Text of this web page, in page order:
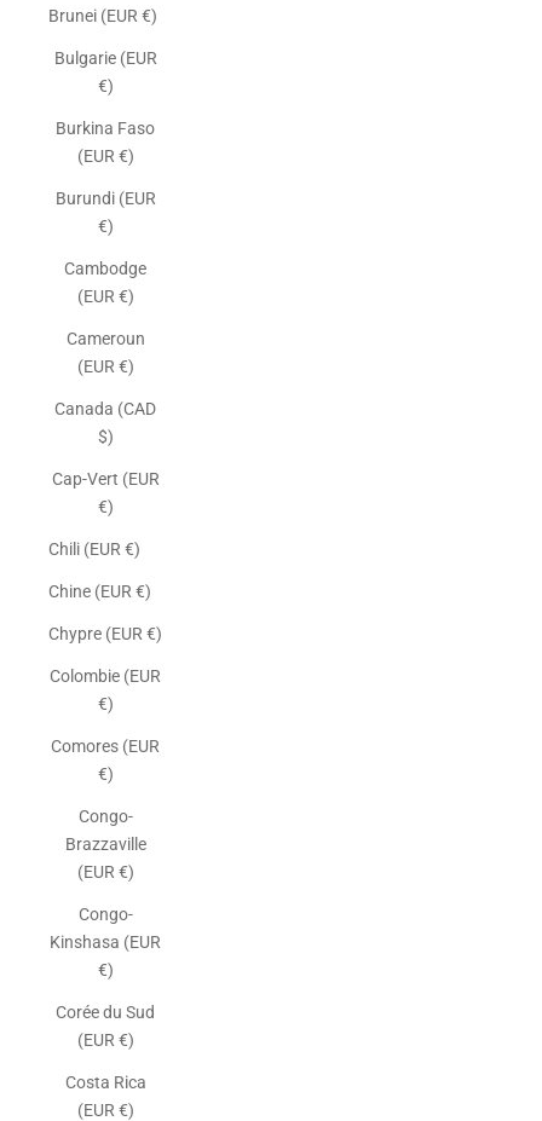
Brunei (EUR €)
Bulgarie (EUR
€)
Burkina Faso
(EUR €)
Burundi (EUR
€)
Cambodge
(EUR €)
Cameroun
(EUR €)
Canada (CAD
$)
Cap-Vert (EUR
€)
Chili (EUR €)
Chine (EUR €)
Chypre (EUR €)
Colombie (EUR
€)
Comores (EUR
€)
Congo-
Brazzaville
(EUR €)
Congo-
Kinshasa (EUR
€)
Corée du Sud
(EUR €)
Costa Rica
(EUR €)